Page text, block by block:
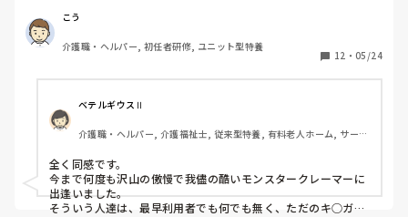
いる感じは否めません。
特に、利用者からの暴力・暴言、家族からのクレームをいつ
までも我慢するのは心情としておかしいのではと思います。
介護職員というより福祉人として間違っている考えだとは思
いますが、割りきって仕事をしていく必要があるのでしょう
心身をやられたりしたら、介護職員をやりたくなくなると思
うんですよね。
こう
介護職・ヘルパー, 初任者研修, ユニット型特養
12 ・ 05/24
ベテルギウスⅡ
介護職・ヘルパー, 介護福祉士, 従来型特養, 有料老人ホーム, サービ
ット型特養
全く同感です。
今まで何度も沢山の傲慢で我儘の酷いモンスタークレーマーに
出逢いました。
そういう人達は、最早利用者でも何でも無く、ただのキ○ガイ